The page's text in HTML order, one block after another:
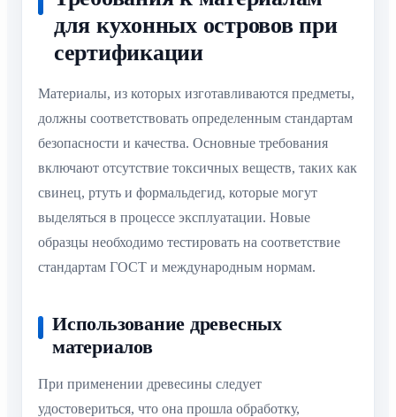
для кухонных островов при
сертификации
Материалы, из которых изготавливаются предметы,
должны соответствовать определенным стандартам
безопасности и качества. Основные требования
включают отсутствие токсичных веществ, таких как
свинец, ртуть и формальдегид, которые могут
выделяться в процессе эксплуатации. Новые
образцы необходимо тестировать на соответствие
стандартам ГОСТ и международным нормам.
Использование древесных
материалов
При применении древесины следует
удостовериться, что она прошла обработку,